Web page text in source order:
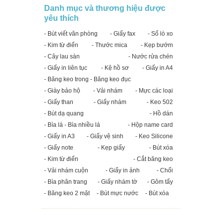
Danh mục và thương hiệu được
yêu thích
- Bút viết văn phòng - Giấy fax
- Sổ lò xo
- Kim từ điển
- Thước mica
- Kẹp bướm
- Cây lau sàn
- Nước rửa chén
- Giấy in liên tục
- Kệ hồ sơ
- Giấy in A4
- Băng keo trong - Băng keo đục
- Giày bảo hộ
- Vải nhám
- Mực các loại
- Giấy than
- Giấy nhám
- Keo 502
- Bút dạ quang
- Hồ dán
- Bìa lá - Bìa nhiều lá
- Hộp name card
- Giấy in A3
- Giấy vệ sinh
- Keo Silicone
- Giấy note
- Kẹp giấy
- Bút xóa
- Kim từ điển
- Cắt băng keo
- Vải nhám cuộn
- Giấy in ảnh
- Chổi
- Bìa phân trang
- Giấy nhám tờ
- Gôm tẩy
- Băng keo 2 mặt
- Bút mực nước - Bút xóa